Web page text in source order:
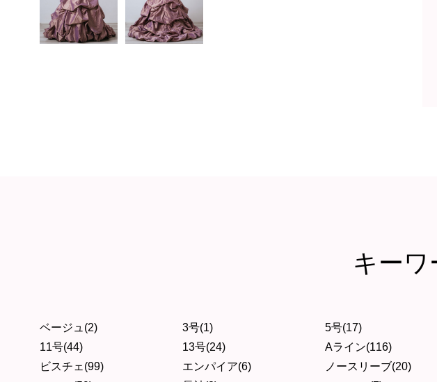
キーワ
ベージュ(2) 3号(1) 5号(17)
11号(44)
13号(24) Aライン(116)
ビスチェ(99)
エンパイア(6) ノースリーブ(20)